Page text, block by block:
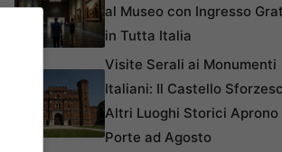
al Museo con Ingresso
in Tutta Italia
Visite Serali ai Monumenti
Italiani: Il Castello
Altri Luoghi Storici Aprono
Porte ad Agosto